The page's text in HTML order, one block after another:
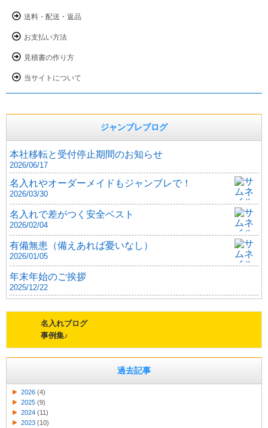
送料・配送・返品
お支払い方法
見積書の作り方
当サイトについて
ジャンブレブログ
本社移転と受付停止期間のお知らせ
2026/06/17
名入れやオーダーメイドもジャンブレで！
2026/03/30
名入れで差がつく安全ベスト
2026/02/04
有備無患（備えあれば憂いなし）
2026/01/05
年末年始のご挨拶
2025/12/22
名入れブログ
事例集♪
過去記事
2026 (4)
2025 (9)
2024 (11)
2023 (10)